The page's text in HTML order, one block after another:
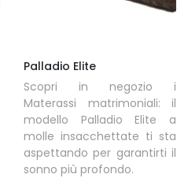
Palladio Elite
Scopri in negozio i
Materassi matrimoniali: il
modello Palladio Elite a
molle insacchettate ti sta
aspettando per garantirti il
sonno più profondo.